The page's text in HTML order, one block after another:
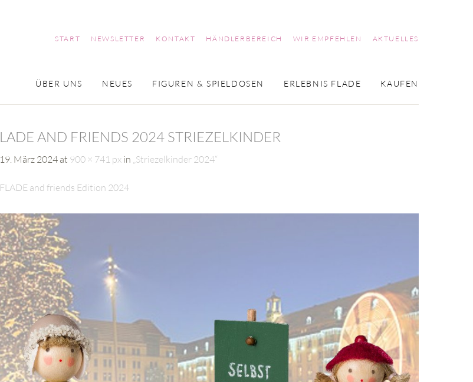
ÜBER UNS NEUES FIGUREN & SPIELDOSEN ERLEBNIS FLADE KAUFEN
START NEWSLETTER KONTAKT HÄNDLERBEREICH WIR EMPFEHLEN AKTUELLES
LADE AND FRIENDS 2024 STRIEZELKINDER
19. März 2024 at 900 × 741 px in „Striezelkinder 2024“
FLADE and friends Edition 2024